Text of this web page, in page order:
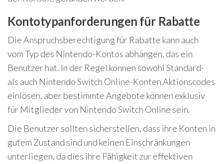
Kontotypanforderungen für Rabatte
Die Anspruchsberechtigung für Rabatte kann auch
vom Typ des Nintendo-Kontos abhängen, das ein
Benutzer hat. In der Regel können sowohl Standard-
als auch Nintendo Switch Online-Konten Aktionscodes
einlösen, aber bestimmte Angebote können exklusiv
für Mitglieder von Nintendo Switch Online sein.
Die Benutzer sollten sicherstellen, dass ihre Konten in
gutem Zustand sind und keinen Einschränkungen
unterliegen, da dies ihre Fähigkeit zur effektiven